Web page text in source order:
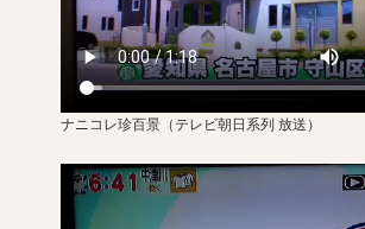
ナニコレ珍百景 （テレビ朝日系列 放送）